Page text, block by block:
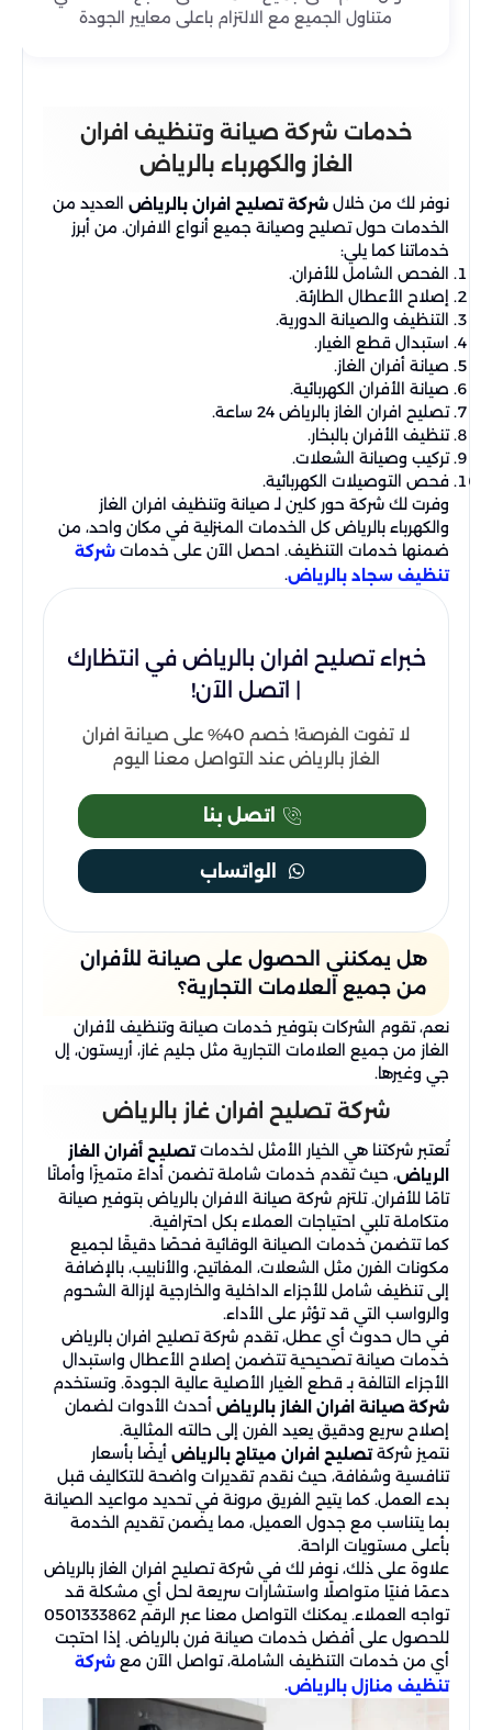
متناول الجميع مع الالتزام باعلى معايير الجودة
خدمات شركة صيانة وتنظيف افران
الغاز والكهرباء بالرياض
نوفر لك من خلال شركة تصليح افران بالرياض العديد من
الخدمات حول تصليح وصيانة جميع أنواع الافران. من أبرز
خدماتنا كما يلي:
الفحص الشامل للأفران.
إصلاح الأعطال الطارئة.
التنظيف والصيانة الدورية.
استبدال قطع الغيار.
صيانة أفران الغاز.
صيانة الأفران الكهربائية.
تصليح افران الغاز بالرياض 24 ساعة.
تنظيف الأفران بالبخار.
تركيب وصيانة الشعلات.
فحص التوصيلات الكهربائية.
وفرت لك شركة حور كلين لـ صيانة وتنظيف افران الغاز
والكهرباء بالرياض كل الخدمات المنزلية في مكان واحد، من
ضمنها خدمات التنظيف. احصل الآن على خدمات شركة
تنظيف سجاد بالرياض.
خبراء تصليح افران بالرياض في انتظارك
| اتصل الآن!
لا تفوت الفرصة! خصم 40% على صيانة افران
الغاز بالرياض عند التواصل معنا اليوم
اتصل بنا
الواتساب
هل يمكنني الحصول على صيانة للأفران
من جميع العلامات التجارية؟
نعم، تقوم الشركات بتوفير خدمات صيانة وتنظيف لأفران
الغاز من جميع العلامات التجارية مثل جليم غاز، أريستون، إل
جي وغيرها.
شركة تصليح افران غاز بالرياض
تُعتبر شركتنا هي الخيار الأمثل لخدماتتصليح أفران الغاز
الرياض، حيث تقدم خدمات شاملة تضمن أداءً متميزًا وأمانًا
تامًا للأفران. تلتزم شركة صيانة الافران بالرياض بتوفير صيانة
متكاملة تلبي احتياجات العملاء بكل احترافية.
كما تتضمن خدمات الصيانة الوقائية فحصًا دقيقًا لجميع
مكونات الفرن مثل الشعلات، المفاتيح، والأنابيب، بالإضافة
إلى تنظيف شامل للأجزاء الداخلية والخارجية لإزالة الشحوم
والرواسب التي قد تؤثر على الأداء.
في حال حدوث أي عطل، تقدم شركة تصليح افران بالرياض
خدمات صيانة تصحيحية تتضمن إصلاح الأعطال واستبدال
الأجزاء التالفة بـ قطع الغيار الأصلية عالية الجودة. وتستخدم
شركة صيانة افران الغاز بالرياض أحدث الأدوات لضمان
إصلاح سريع ودقيق يعيد الفرن إلى حالته المثالية.
نتميز شركةتصليح افران ميتاج بالرياض أيضًا بأسعار
تنافسية وشفافة، حيث نقدم تقديرات واضحة للتكاليف قبل
بدء العمل. كما يتيح الفريق مرونة في تحديد مواعيد الصيانة
بما يتناسب مع جدول العميل، مما يضمن تقديم الخدمة
بأعلى مستويات الراحة.
علاوة على ذلك، نوفر لك في شركة تصليح افران الغاز بالرياض
دعمًا فنيًا متواصلًا واستشارات سريعة لحل أي مشكلة قد
تواجه العملاء. يمكنك التواصل معنا عبر الرقم 0501333862
للحصول على أفضل خدمات صيانة فرن بالرياض. إذا احتجت
أي من خدمات التنظيف الشاملة، تواصل الآن مع شركة
تنظيف منازل بالرياض.